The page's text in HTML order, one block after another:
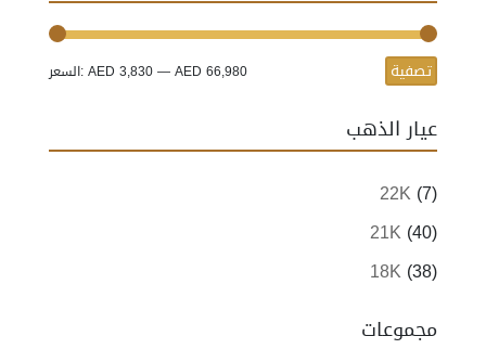
تصفية السعر:AED 3,830—AED 66,980
عيار الذهب
22K(7)
21K(40)
18K(38)
مجموعات